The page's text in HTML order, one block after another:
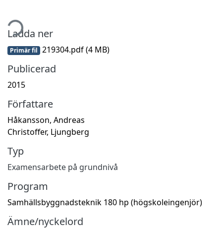
Ladda ner
Primär fil 219304.pdf(4 MB)
Publicerad
2015
Författare
Håkansson, Andreas
Christoffer, Ljungberg
Typ
Examensarbete på grundnivå
Program
Samhällsbyggnadsteknik 180 hp (högskoleingenjör)
Ämne/nyckelord